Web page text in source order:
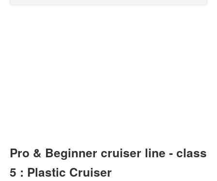
Pro & Beginner cruiser line - class
5 : Plastic Cruiser